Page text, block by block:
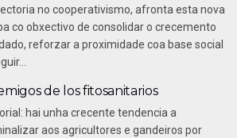
no cooperativismo, afronta esta nova
co obxectivo de consolidar o crecemento
reforzar a proximidade coa base social
de los fitosanitarios
hai unha crecente tendencia a
aos agricultores e gandeiros por